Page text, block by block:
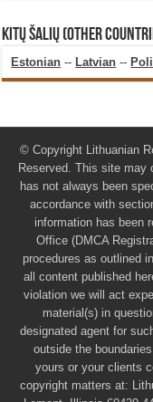
KITŲ ŠALIŲ (OTHER
Estonian --Latvian --
© Copyright Lithuanian
Reserved. This site may
has not always been
accordance with
information has been
Office (DMCA
procedures as outlined
all content published
violation we will act
material(s) in
designated agent for
outside the
yours or your clients
copyright matters at: